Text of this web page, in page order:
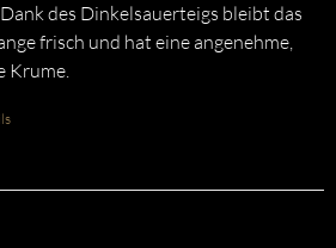
des Dinkelsauerteigs bleibt das
frisch und hat eine angenehme,
Krume.